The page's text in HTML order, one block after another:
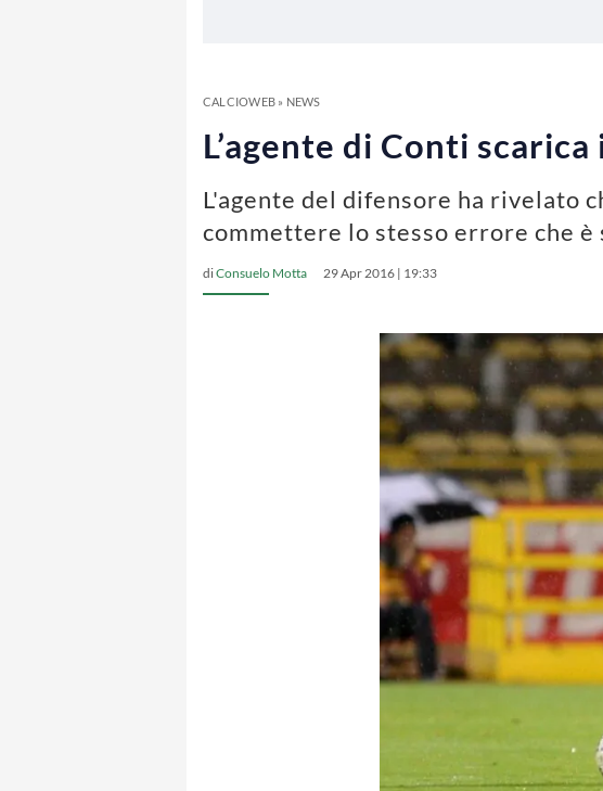
CALCIOWEB» NEWS
L’agente di Conti
L'agente del difensore ha rivelato
commettere lo stesso errore che è
diConsuelo Motta 29 Apr 2016 | 19:33